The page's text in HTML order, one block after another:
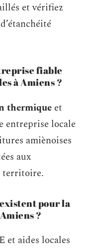
et vérifiez
fiable
à Amiens ?
thermique et
entreprise locale
amiènoises
aux
territoire.
pour la
?
et aides locales